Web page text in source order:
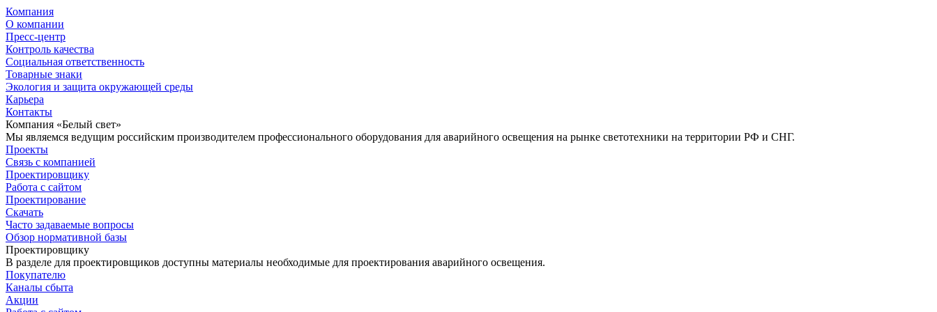
Компания
О компании
Пресс-центр
Контроль качества
Социальная ответственность
Товарные знаки
Экология и защита окружающей среды
Карьера
Контакты
Компания «Белый свет»
Мы являемся ведущим российским производителем профессионального оборудования для аварийного освещения на рынке светотехники на территории РФ и СНГ.
Проекты
Связь с компанией
Проектировщику
Работа с сайтом
Проектирование
Скачать
Часто задаваемые вопросы
Обзор нормативной базы
Проектировщику
В разделе для проектировщиков доступны материалы необходимые для проектирования аварийного освещения.
Покупателю
Каналы сбыта
Акции